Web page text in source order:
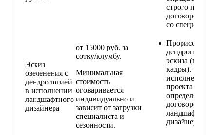
строго по
со
Эскиз
озеленения с
дендрологией
в исполнении
ландшафтного
дизайнера
от 15000 руб. за
сотку/клумбу.
Минимальная
стоимость
оговаривается
индивидуально и
зависит от загрузки
специалиста и
сезонности.
Прорисовка
дендроплана и
эскиза
кадры).
исполнения
проекта
определяется
ландшафтным
дизайнером